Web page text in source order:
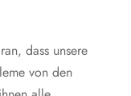
dass unsere
von den